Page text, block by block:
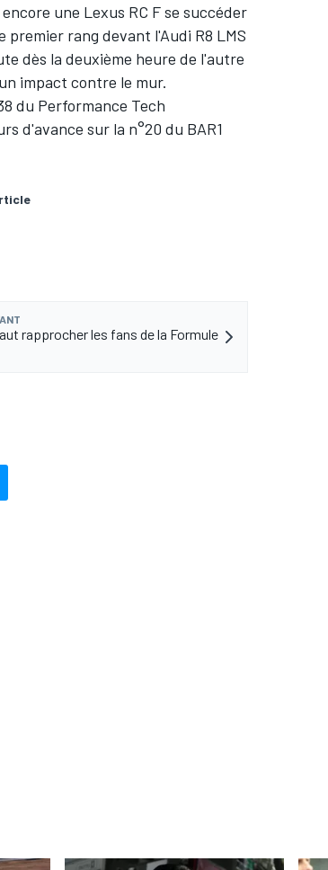
une Lexus RC F se succéder
rang devant l'Audi R8 LMS
dès la deuxième heure de l'autre
impact contre le mur.
du Performance Tech
d'avance sur la n°20 du BAR1
rapprocher les fans de la Formule